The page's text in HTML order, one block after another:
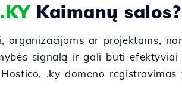
.KYKaimanų salos?
organizacijoms ar projektams,
signalą ir gali būti
.ky domeno